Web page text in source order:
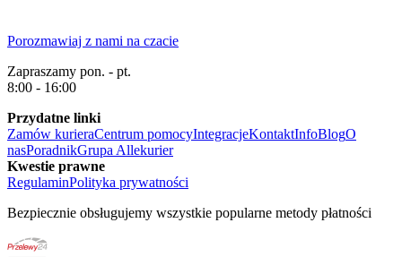
Porozmawiaj z nami na czacie
Zapraszamy pon. - pt.
8:00 - 16:00
Przydatne linki
Zamów kurieraCentrum pomocyIntegracjeKontaktInfoBlogO
nasPoradnikGrupa Allekurier
Kwestie prawne
RegulaminPolityka prywatności
Bezpiecznie obsługujemy wszystkie popularne metody płatności